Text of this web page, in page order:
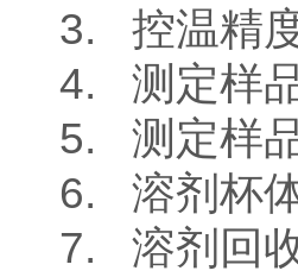
3. 控温精
4. 测定样
5. 测定样
6. 溶剂杯
7. 溶剂回